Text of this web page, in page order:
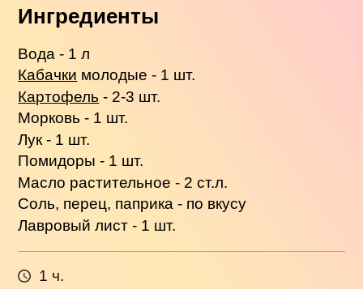
Ингредиенты
Вода - 1 л
Кабачки молодые - 1 шт.
Картофель - 2-3 шт.
Морковь - 1 шт.
Лук - 1 шт.
Помидоры - 1 шт.
Масло растительное - 2 ст.л.
Соль, перец, паприка - по вкусу
Лавровый лист - 1 шт.
1 ч.